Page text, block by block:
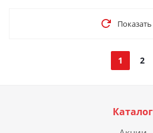
1 2
Каталог